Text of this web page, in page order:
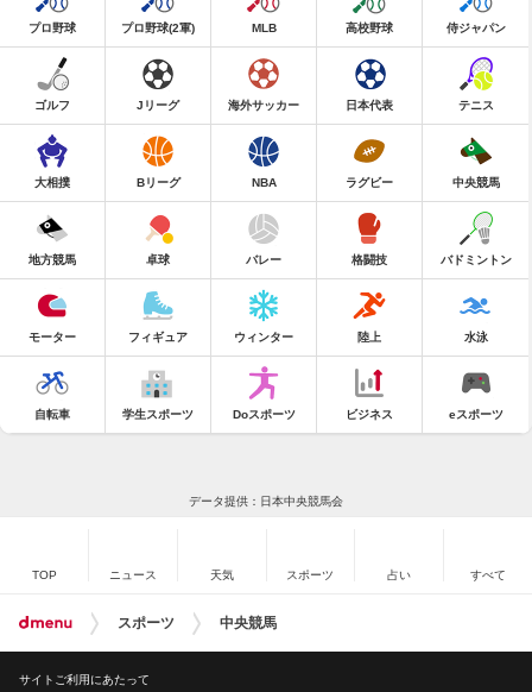
プロ野球 プロ野球(2軍) MLB 高校野球 侍ジャパン
ゴルフ Jリーグ 海外サッカー 日本代表 テニス
大相撲 Bリーグ NBA ラグビー 中央競馬
地方競馬 卓球 バレー 格闘技 バドミントン
モーター フィギュア ウィンター 陸上 水泳
自転車 学生スポーツ Doスポーツ ビジネス eスポーツ
データ提供：日本中央競馬会
TOP ニュース 天気 スポーツ 占い すべて
スポーツ 中央競馬
サイトご利用にあたって